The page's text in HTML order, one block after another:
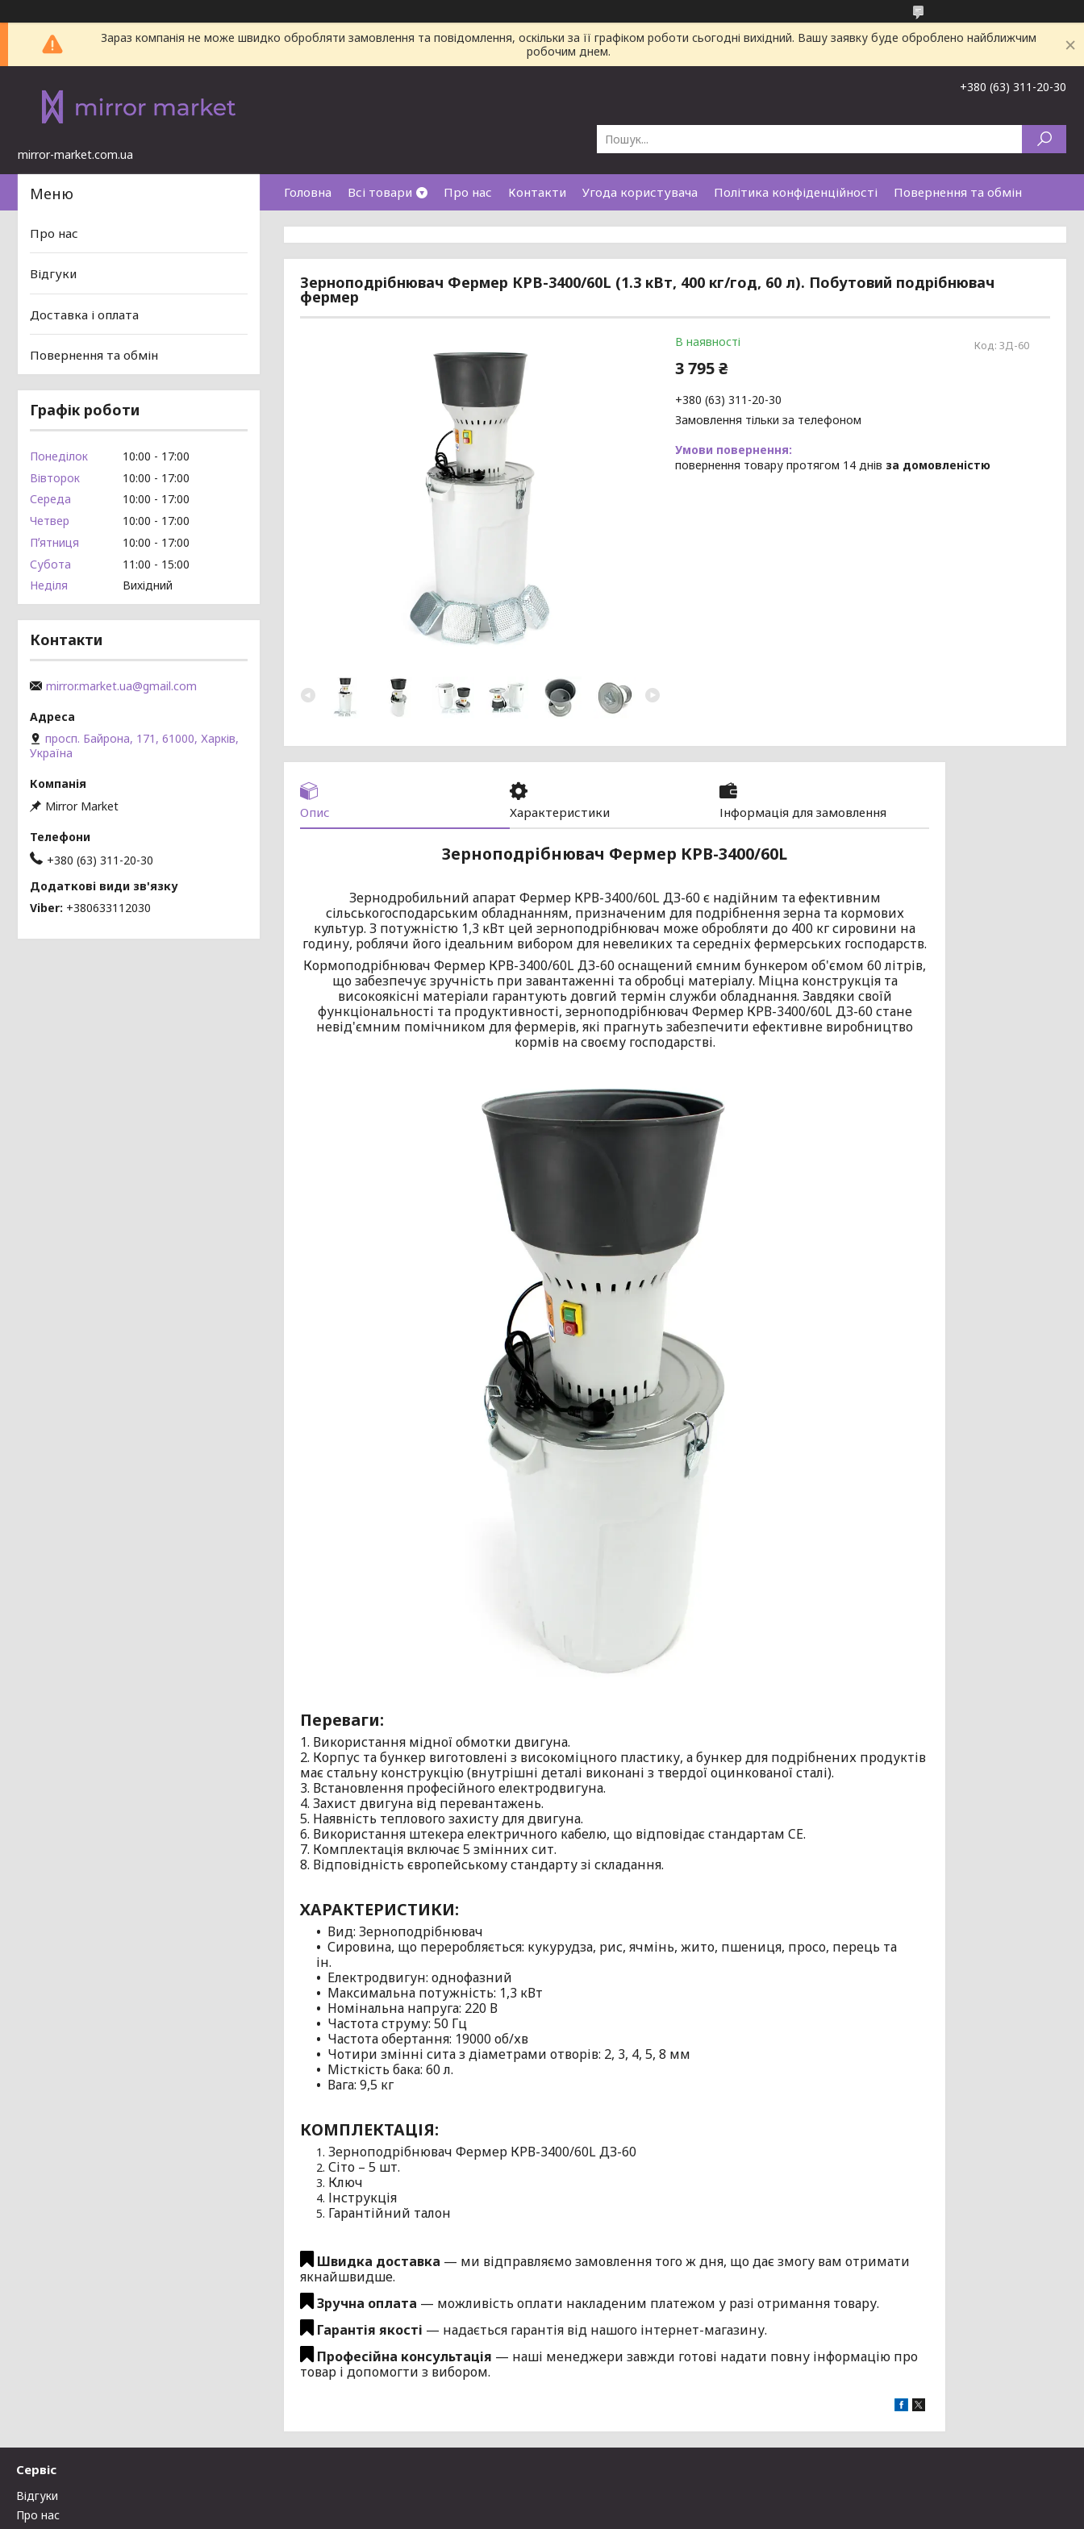
Зараз компанія не може швидко обробляти замовлення та повідомлення, оскільки за її графіком роботи сьогодні вихідний. Вашу заявку буде оброблено найближчим
робочим днем.
mirror-market.com.ua
+380 (63) 311-20-30
Головна Всі товари Про нас Контакти Угода користувача Політика конфіденційності Повернення та обмін
Зерноподрібнювач Фермер КРВ-3400/60L (1.3 кВт, 400 кг/год, 60 л). Побутовий подрібнювач
фермер
В наявності Код: ЗД-60
3 795 ₴
+380 (63) 311-20-30
Замовлення тільки за телефоном
повернення товару протягом 14 днів за домовленістю
Опис Характеристики Інформація для замовлення
Зерноподрібнювач Фермер КРВ-3400/60L
Зернодробильний апарат Фермер КРВ-3400/60L ДЗ-60 є надійним та ефективним
сільськогосподарським обладнанням, призначеним для подрібнення зерна та кормових
культур. З потужністю 1,3 кВт цей зерноподрібнювач може обробляти до 400 кг сировини на
годину, роблячи його ідеальним вибором для невеликих та середніх фермерських господарств.
Кормоподрібнювач Фермер КРВ-3400/60L ДЗ-60 оснащений ємним бункером об'ємом 60 літрів,
що забезпечує зручність при завантаженні та обробці матеріалу. Міцна конструкція та
високоякісні матеріали гарантують довгий термін служби обладнання. Завдяки своїй
функціональності та продуктивності, зерноподрібнювач Фермер КРВ-3400/60L ДЗ-60 стане
невід'ємним помічником для фермерів, які прагнуть забезпечити ефективне виробництво
кормів на своєму господарстві.
Переваги:
1. Використання мідної обмотки двигуна.
2. Корпус та бункер виготовлені з високоміцного пластику, а бункер для подрібнених продуктів
має стальну конструкцію (внутрішні деталі виконані з твердої оцинкованої сталі).
3. Встановлення професійного електродвигуна.
4. Захист двигуна від перевантажень.
5. Наявність теплового захисту для двигуна.
6. Використання штекера електричного кабелю, що відповідає стандартам CE.
7. Комплектація включає 5 змінних сит.
8. Відповідність європейському стандарту зі складання.
ХАРАКТЕРИСТИКИ:
Вид: Зерноподрібнювач
Сировина, що переробляється: кукурудза, рис, ячмінь, жито, пшениця, просо, перець та
ін.
Електродвигун: однофазний
Максимальна потужність: 1,3 кВт
Номінальна напруга: 220 В
Частота струму: 50 Гц
Частота обертання: 19000 об/хв
Чотири змінні сита з діаметрами отворів: 2, 3, 4, 5, 8 мм
Місткість бака: 60 л.
Вага: 9,5 кг
КОМПЛЕКТАЦІЯ:
Зерноподрібнювач Фермер КРВ-3400/60L ДЗ-60
Сіто – 5 шт.
Ключ
Інструкція
Гарантійний талон
Швидка доставка — ми відправляємо замовлення того ж дня, що дає змогу вам отримати
якнайшвидше.
Зручна оплата — можливість оплати накладеним платежом у разі отримання товару.
Гарантія якості — надається гарантія від нашого інтернет-магазину.
Професійна консультація — наші менеджери завжди готові надати повну інформацію про
товар і допомогти з вибором.
Про нас
Відгуки
Доставка і оплата
Повернення та обмін
Графік роботи
Понеділок 10:00
17:00
Вівторок
10:00
17:00
Середа
10:00
17:00
Четвер
10:00
17:00
Пʼятниця
10:00
17:00
Субота
11:00
15:00
Неділя
Вихідний
Контакти
mirror.market.ua@gmail.com
просп. Байрона, 171, 61000, Харків,
Україна
Mirror Market
+380 (63) 311-20-30
Viber +380633112030
Сервіс
Відгуки
Про нас